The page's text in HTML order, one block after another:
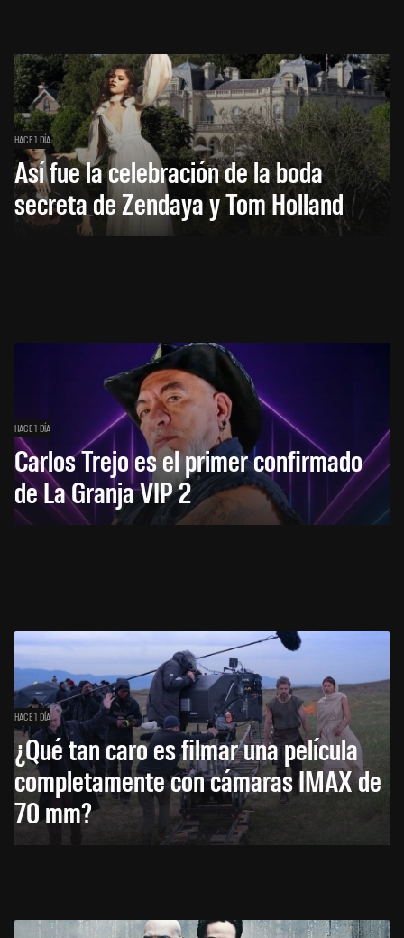
HACE 1 DÍA
Así fue la celebración de la boda
secreta de Zendaya y Tom Holland
HACE 1 DÍA
Carlos Trejo es el primer confirmado
de La Granja VIP 2
HACE 1 DÍA
¿Qué tan caro es filmar una película
completamente con cámaras IMAX de
70 mm?